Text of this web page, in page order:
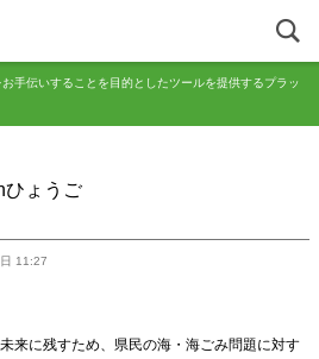
手伝いすることを目的としたツールを提供するプラッ
ひょうご
11:27
来に残すため、県民の海・海ごみ問題に対す